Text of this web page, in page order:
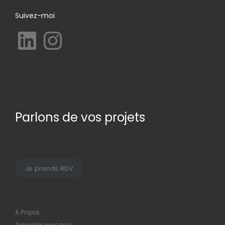
Suivez-moi
LinkedIn Instagram
Parlons de vos projets
Je prends RDV
A Propos